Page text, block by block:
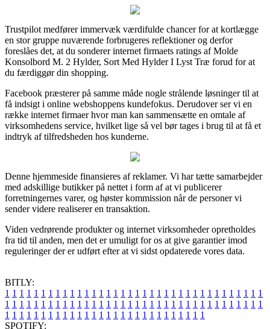
Trustpilot medfører immervæk værdifulde chancer for at kortlægge
en stor gruppe nuværende forbrugeres reflektioner og derfor
foreslåes det, at du sonderer internet firmaets ratings af Molde
Konsolbord M. 2 Hylder, Sort Med Hylder I Lyst Træ forud for at
du færdiggør din shopping.
Facebook præsterer på samme måde nogle strålende løsninger til at
få indsigt i online webshoppens kundefokus. Derudover ser vi en
række internet firmaer hvor man kan sammensætte en omtale af
virksomhedens service, hvilket lige så vel bør tages i brug til at få et
indtryk af tilfredsheden hos kunderne.
Denne hjemmeside finansieres af reklamer. Vi har tætte samarbejder
med adskillige butikker på nettet i form af at vi publicerer
forretningernes varer, og høster kommission når de personer vi
sender videre realiserer en transaktion.
Viden vedrørende produkter og internet virksomheder opretholdes
fra tid til anden, men det er umuligt for os at give garantier imod
reguleringer der er udført efter at vi sidst opdaterede vores data.
BITLY:
1 1 1 1 1 1 1 1 1 1 1 1 1 1 1 1 1 1 1 1 1 1 1 1 1 1 1 1 1 1 1 1 1 1 1 1
1 1 1 1 1 1 1 1 1 1 1 1 1 1 1 1 1 1 1 1 1 1 1 1 1 1 1 1 1 1 1 1 1 1 1 1
1 1 1 1 1 1 1 1 1 1 1 1 1 1 1 1 1 1 1 1 1 1 1 1 1 1 1 1
SPOTIFY: